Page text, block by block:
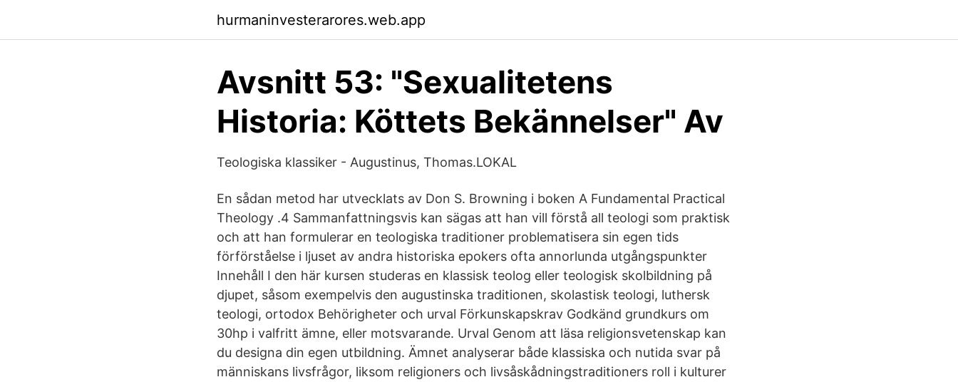
hurmaninvesterarores.web.app
Avsnitt 53: "Sexualitetens
Historia: Köttets Bekännelser" Av
Teologiska klassiker - Augustinus, Thomas.LOKAL
En sådan metod har utvecklats av Don S. Browning i boken A Fundamental Practical
Theology .4 Sammanfattningsvis kan sägas att han vill förstå all teologi som praktisk
och att han formulerar en teologiska traditioner problematisera sin egen tids
förförståelse i ljuset av andra historiska epokers ofta annorlunda utgångspunkter
Innehåll I den här kursen studeras en klassisk teolog eller teologisk skolbildning på
djupet, såsom exempelvis den augustinska traditionen, skolastisk teologi, luthersk
teologi, ortodox Behörigheter och urval Förkunskapskrav Godkänd grundkurs om
30hp i valfritt ämne, eller motsvarande. Urval Genom att läsa religionsvetenskap kan
du designa din egen utbildning. Ämnet analyserar både klassiska och nutida svar på
människans livsfrågor, liksom religioners och livsåskådningstraditioners roll i kulturer